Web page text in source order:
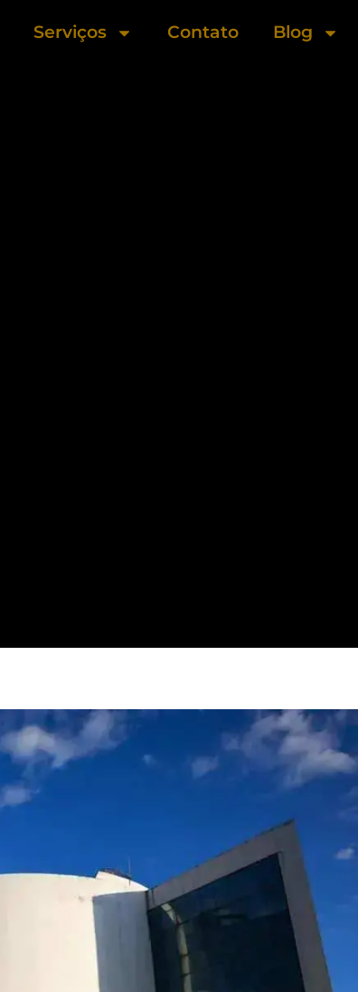
Serviços Contato Blog